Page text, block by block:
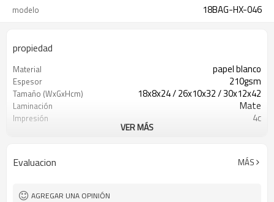
modelo 18BAG-HX-046
propiedad
Material papel blanco
Espesor 210gsm
Tamaño (WxGxHcm) 18x8x24 / 26x10x32 / 30x12x42
Laminación Mate
Impresión 4c
VER MÁS
Evaluacion MÁS
AGREGAR UNA OPINIÓN